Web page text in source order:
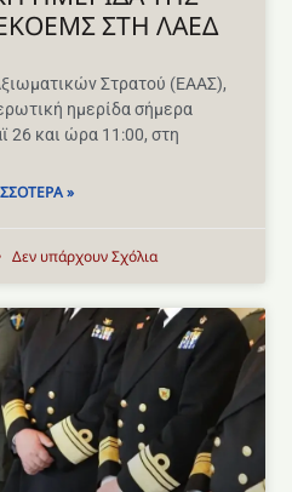
ΣΤΗ ΛΑΕΔ
Στρατού (ΕΑΑΣ),
ημερίδα σήμερα
26 και ώρα 11:00, στη
»
Δεν υπάρχουν Σχόλια